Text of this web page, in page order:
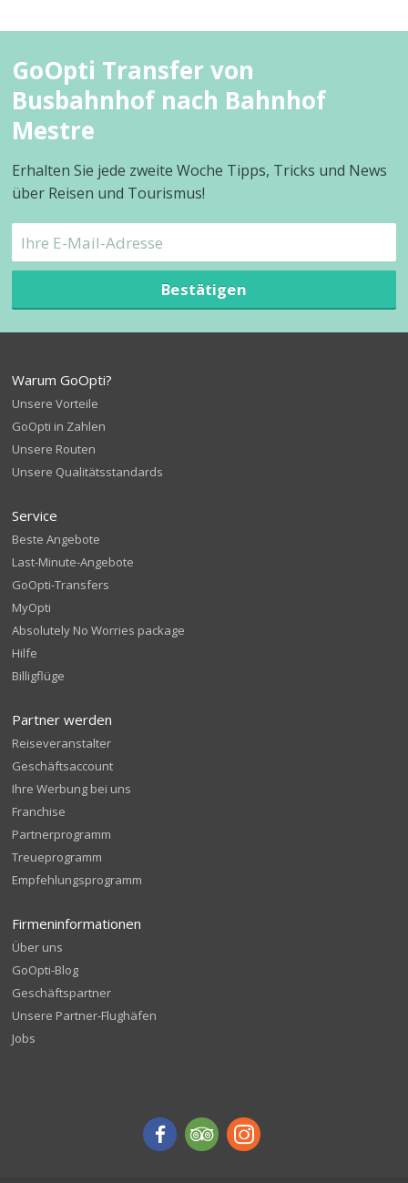
GoOpti Transfer von
Busbahnhof nach Bahnhof
Mestre
Erhalten Sie jede zweite Woche Tipps, Tricks und News
über Reisen und Tourismus!
Bestätigen
Warum GoOpti?
Unsere Vorteile
GoOpti in Zahlen
Unsere Routen
Unsere Qualitätsstandards
Service
Beste Angebote
Last-Minute-Angebote
GoOpti-Transfers
MyOpti
Absolutely No Worries package
Hilfe
Billigflüge
Partner werden
Reiseveranstalter
Geschäftsaccount
Ihre Werbung bei uns
Franchise
Partnerprogramm
Treueprogramm
Empfehlungsprogramm
Firmeninformationen
Über uns
GoOpti-Blog
Geschäftspartner
Unsere Partner-Flughäfen
Jobs